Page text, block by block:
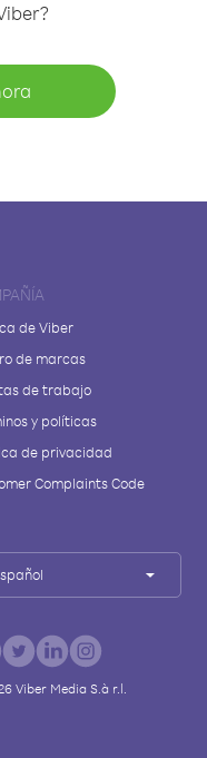
de Viber
de marcas
de trabajo
y políticas
de privacidad
Complaints Code
Viber Media S.à r.l.